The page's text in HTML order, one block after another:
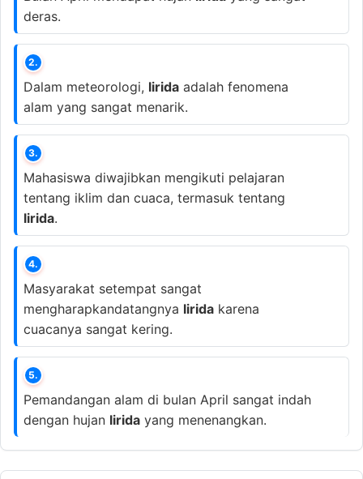
deras.
2.
Dalam meteorologi, lirida adalah fenomena
alam yang sangat menarik.
3.
Mahasiswa diwajibkan mengikuti pelajaran
tentang iklim dan cuaca, termasuk tentang
lirida.
4.
Masyarakat setempat sangat
mengharapkandatangnya lirida karena
cuacanya sangat kering.
5.
Pemandangan alam di bulan April sangat indah
dengan hujan lirida yang menenangkan.